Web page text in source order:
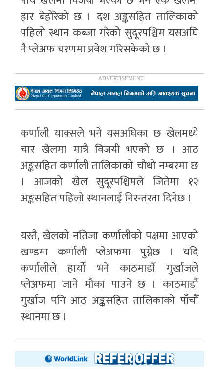
हार बेहोरेको छ । दश अङ्कसहित तालिकाको
पहिलो स्थान कब्जा गरेको सुदूरपश्चिम यसअघि
नै प्लेअफ चरणमा प्रवेश गरिसकेको छ ।
कर्णाली याक्सले भने यसअघिका छ खेलमध्ये
चार खेलमा मात्रै विजयी भएको छ । आठ
अङ्कसहित कर्णाली तालिकाको चौथो नम्बरमा छ
। आजको खेल सुदूरपश्चिमले जितेमा १२
अङ्कसहित पहिलो स्थानलाई निरन्तरता दिनेछ ।
यस्तै, खेलको नतिजा कर्णालीको पक्षमा आएको
खण्डमा कर्णाली प्लेअफमा पुग्नेछ । यदि
कर्णालीले हार्यो भने काठमाडौँ गुर्खाजले
प्लेअफमा जाने मौका पाउने छ । काठमाडौँ
गुर्खाज पनि आठ अङ्कसहित तालिकाको पाँचौँ
स्थानमा छ ।